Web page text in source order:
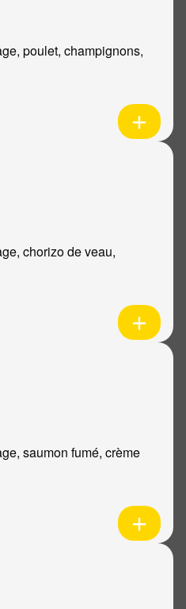
poulet, champignons,
chorizo de veau,
saumon fumé, crème